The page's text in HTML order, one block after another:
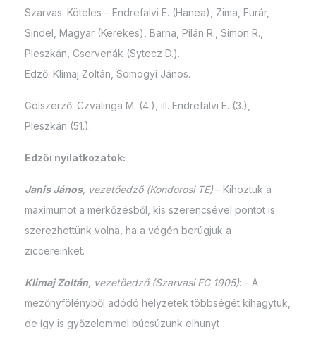
Szarvas: Köteles – Endrefalvi E. (Hanea), Zima, Furár,
Sindel, Magyar (Kerekes), Barna, Pilán R., Simon R.,
Pleszkán, Cservenák (Sytecz D.).
Edző: Klimaj Zoltán, Somogyi János.
Gólszerző: Czvalinga M. (4.), ill. Endrefalvi E. (3.),
Pleszkán (51.).
Edzői nyilatkozatok:
Janis János, vezetőedző (Kondorosi TE):– Kihoztuk a
maximumot a mérkőzésből, kis szerencsével pontot is
szerezhettünk volna, ha a végén berúgjuk a
ziccereinket.
Klimaj Zoltán, vezetőedző (Szarvasi FC 1905): – A
mezőnyfölényből adódó helyzetek többségét kihagytuk,
de így is győzelemmel búcsúzunk elhunyt